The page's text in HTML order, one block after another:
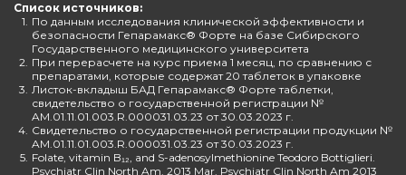
Список источников:
1. По данным исследования клинической эффективности и
безопасности Гепарамакс® Форте на базе Сибирского
Государственного медицинского университета
2. При перерасчете на курс приема 1 месяц, по сравнению с
препаратами, которые содержат 20 таблеток в упаковке
3. Листок-вкладыш БАД Гепарамакс® Форте таблетки,
свидетельство о государственной регистрации №
AM.01.11.01.003.R.000031.03.23 от 30.03.2023 г.
4. Свидетельство о государственной регистрации продукции №
AM.01.11.01.003.R.000031.03.23 от 30.03.2023 г.
5. Folate, vitamin B₁₂, and S-adenosylmethionine Teodoro Bottiglieri.
Psychiatr Clin North Am. 2013 Mar. Psychiatr Clin North Am 2013